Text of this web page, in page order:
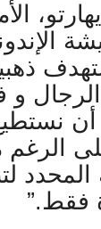
و
أن
على
المحدد
فقط.”